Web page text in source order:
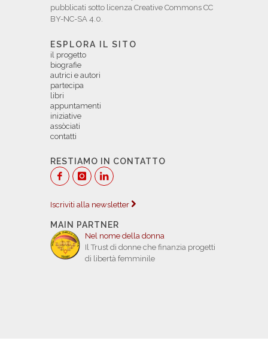
pubblicati sotto licenza Creative Commons CC
BY-NC-SA 4.0.
ESPLORA IL SITO
il progetto
biografie
autrici e autori
partecipa
libri
appuntamenti
iniziative
assòciati
contatti
RESTIAMO IN CONTATTO
Iscriviti alla newsletter
MAIN PARTNER
Nel nome della donna
Il Trust di donne che finanzia progetti
di libertà femminile